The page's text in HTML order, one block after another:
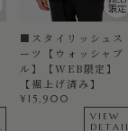
■スタイリッシュス
ーツ【ウォッシャブ
ル】【WEB限定】
【裾上げ済み】
¥ 15,900
VIEW
DETAIL